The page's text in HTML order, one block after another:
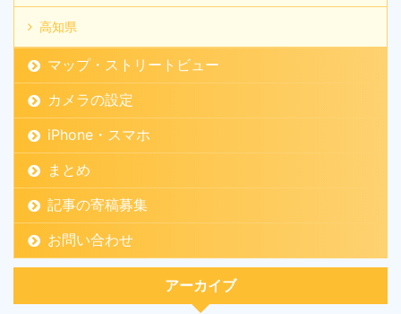
高知県
マップ・ストリートビュー
カメラの設定
iPhone・スマホ
まとめ
記事の寄稿募集
お問い合わせ
アーカイブ